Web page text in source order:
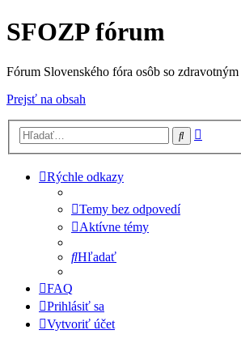
SFOZP fórum
Fórum Slovenského fóra osôb so
Prejsť na obsah
Hľadať
Rýchle odkazy
Temy bez odpovedí
Aktívne témy
Hľadať
FAQ
Prihlásiť sa
Vytvoriť účet